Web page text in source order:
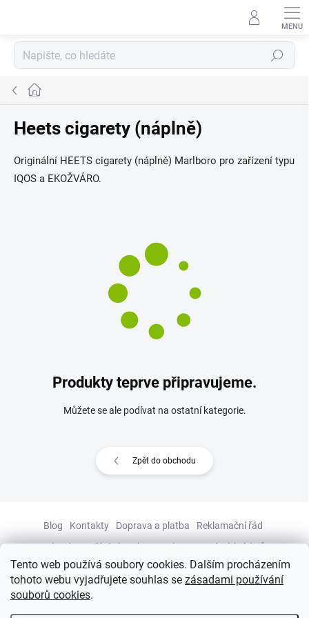
Tento web používá soubory cookies. Dalším procházením
tohoto webu vyjadřujete souhlas se zásadami používání
souborů cookies.
Hledat
Domů
Heets cigarety (náplně)
Originální HEETS cigarety (náplně) Marlboro pro zařízení typu
IQOS a EKOŽVÁRO.
Produkty teprve připravujeme.
Můžete se ale podívat na ostatní kategorie.
Zpět do obchodu
p
Blog Kontakty Doprava a platba
Reklamační řád
Zásady používání cookies
Ochrana osobních údajů
Obchodní podmínky
Názory zákazníků
Vrácení zboží